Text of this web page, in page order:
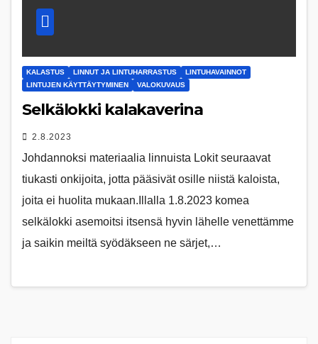
KALASTUS LINNUT JA LINTUHARRASTUS
LINTUHAVAINNOT
LINTUJEN KÄYTTÄYTYMINEN
VALOKUVAUS
Selkälokki kalakaverina
2.8.2023
Johdannoksi materiaalia linnuista Lokit seuraavat
tiukasti onkijoita, jotta pääsivät osille niistä kaloista,
joita ei huolita mukaan.Illalla 1.8.2023 komea
selkälokki asemoitsi itsensä hyvin lähelle venettämme
ja saikin meiltä syödäkseen ne särjet,…